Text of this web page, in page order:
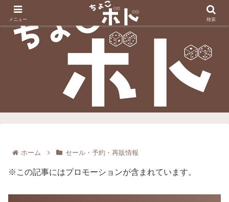
ホーム セール・予約・再販情報
※この記事にはプロモーションが含まれています。
メニュー 検索